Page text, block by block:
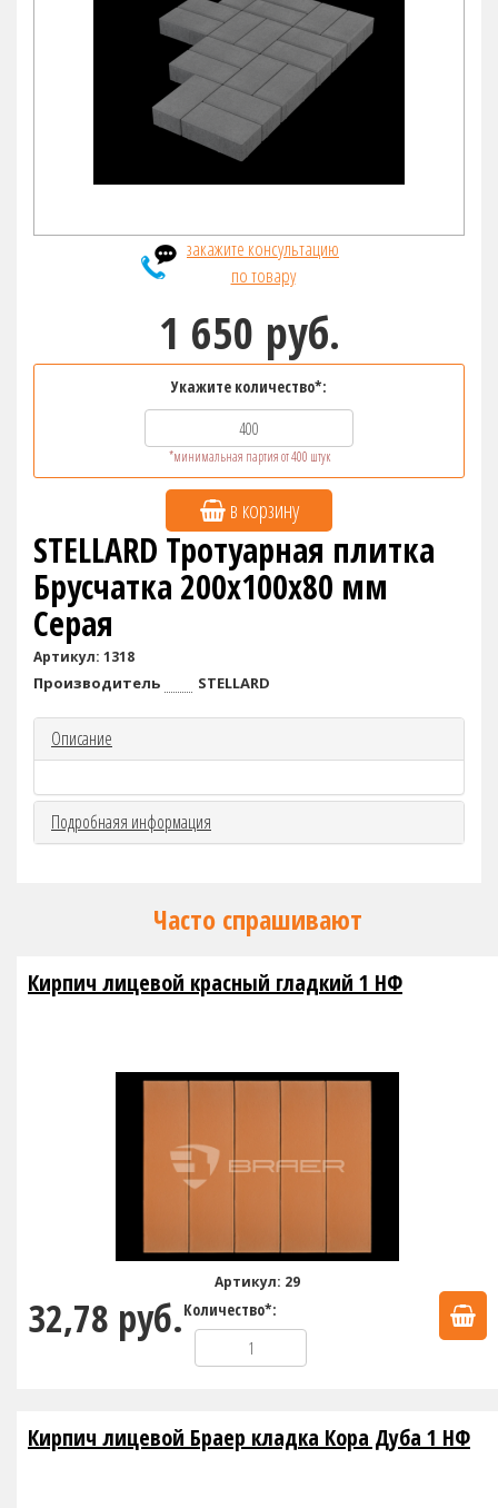
закажите консультацию
по товару
1 650 руб.
Укажите количество*:
*минимальная партия от 400 штук
в корзину
STELLARD Тротуарная плитка
Брусчатка 200х100х80 мм
Серая
Артикул: 1318
Производитель STELLARD
Описание
Подробнаяя информация
Часто спрашивают
Кирпич лицевой красный гладкий 1 НФ
Артикул: 29
32,78 руб.Количество*:
Кирпич лицевой Браер кладка Кора Дуба 1 НФ